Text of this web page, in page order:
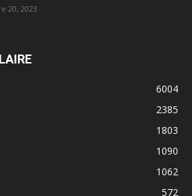
20, 2023
6004
2385
1803
1090
1062
572